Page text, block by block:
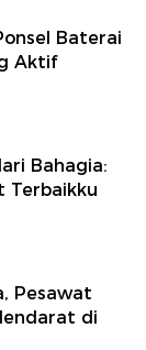
Baterai
Aktif
Bahagia:
Terbaikku
Pesawat
di